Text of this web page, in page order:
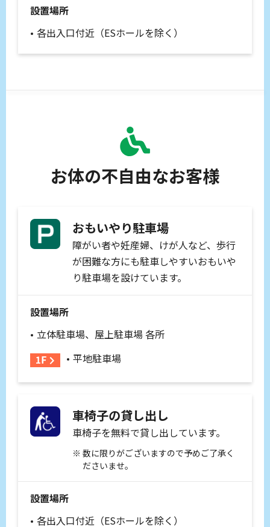
設置場所
各出入口付近（ESホールを除く）
お体の不自由なお客様
おもいやり駐車場
障がい者や妊産婦、けが人など、歩行
が困難な方にも駐車しやすいおもいや
り駐車場を設けています。
設置場所
立体駐車場、屋上駐車場 各所
平地駐車場
車椅子の貸し出し
車椅子を無料で貸し出しています。
数に限りがございますので予めご了承く
ださいませ。
設置場所
各出入口付近（ESホールを除く）